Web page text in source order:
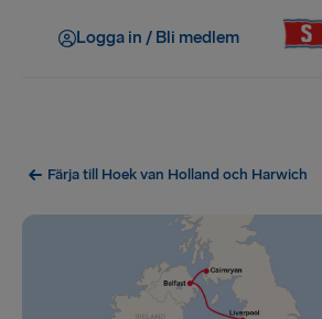
Logga in / Bli medlem
Färja till Hoek van Holland och Harwich